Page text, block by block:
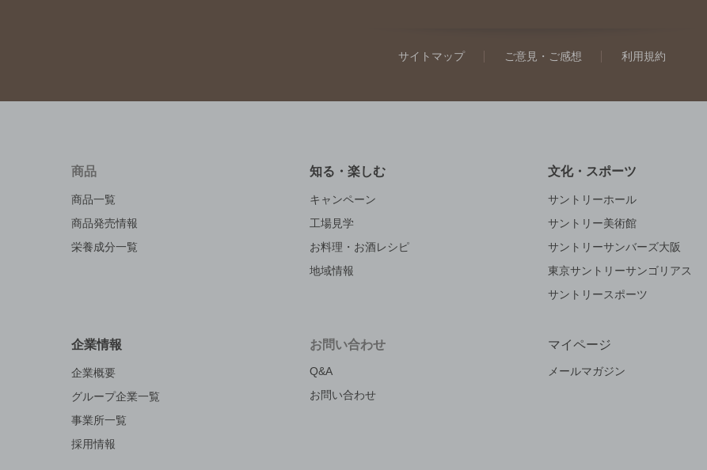
サイトマップ ご意見・ご感想 利用規約
商品
商品一覧
商品発売情報
栄養成分一覧
知る・楽しむ
キャンペーン
工場見学
お料理・お酒レシピ
地域情報
文化・スポーツ
サントリーホール
サントリー美術館
サントリーサンバーズ大阪
東京サントリーサンゴリアス
サントリースポーツ
企業情報
企業概要
グループ企業一覧
事業所一覧
採用情報
お問い合わせ
Q&A
お問い合わせ
マイページ
メールマガジン